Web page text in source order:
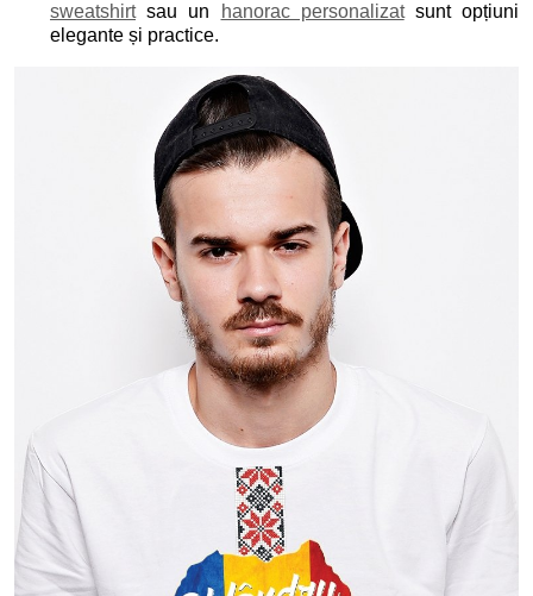
sweatshirtsau un hanorac personalizatsunt opțiuni
elegante și practice.